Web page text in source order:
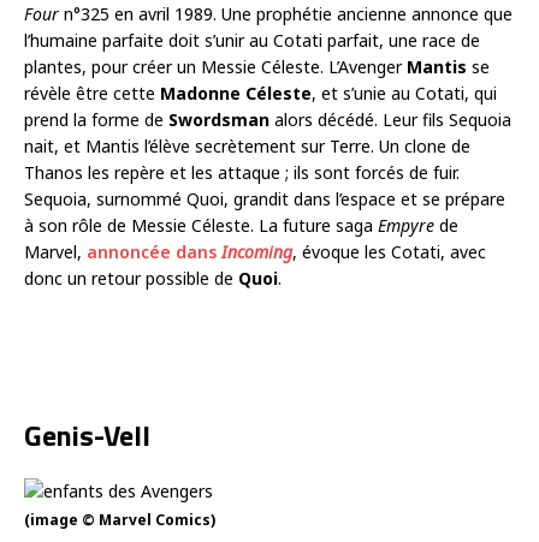
Four n°325 en avril 1989. Une prophétie ancienne annonce que
l’humaine parfaite doit s’unir au Cotati parfait, une race de
plantes, pour créer un Messie Céleste. L’Avenger Mantis se
révèle être cette Madonne Céleste, et s’unie au Cotati, qui
prend la forme de Swordsman alors décédé. Leur fils Sequoia
nait, et Mantis l’élève secrètement sur Terre. Un clone de
Thanos les repère et les attaque ; ils sont forcés de fuir.
Sequoia, surnommé Quoi, grandit dans l’espace et se prépare
à son rôle de Messie Céleste. La future saga Empyre de
Marvel, annoncée dans Incoming, évoque les Cotati, avec
donc un retour possible de Quoi.
Genis-Vell
(image © Marvel Comics)